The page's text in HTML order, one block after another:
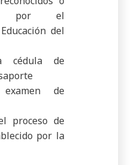
por el
del
cédula de
de
proceso de
por la